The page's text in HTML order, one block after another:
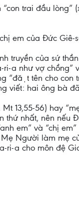
trai đầu lòng”
em của Đức Giê-
truyền của sứ
a như vợ chồng”
“đặt tên cho con
viết: hai ông bà
13,55-56) hay
thứ nhất, nên nếu
em” và “chị
Người làm mẹ
ri-a cho môn đệ